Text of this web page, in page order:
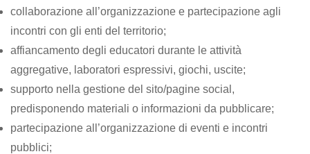
collaborazione all’organizzazione e partecipazione agli
incontri con gli enti del territorio;
affiancamento degli educatori durante le attività
aggregative, laboratori espressivi, giochi, uscite;
supporto nella gestione del sito/pagine social,
predisponendo materiali o informazioni da pubblicare;
partecipazione all’organizzazione di eventi e incontri
pubblici;